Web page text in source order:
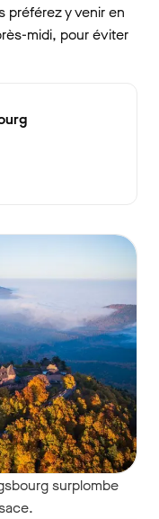
préférez y venir en
midi, pour éviter
surplombe